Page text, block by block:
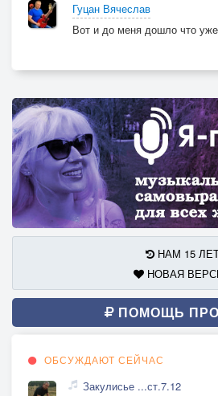
Гуцан Вячеслав
Вот и до меня дошло что
НАМ 15
НОВАЯ
ПОМОЩЬ
ОБСУЖДАЮТ СЕЙЧАС
Закулисье ...ст.7.12